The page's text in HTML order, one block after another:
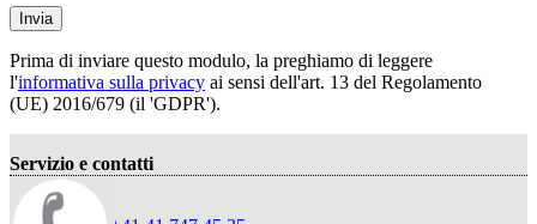
Invia
Prima di inviare questo modulo, la preghiamo di leggere
l'informativa sulla privacy ai sensi dell'art. 13 del Regolamento
(UE) 2016/679 (il 'GDPR').
Servizio e contatti